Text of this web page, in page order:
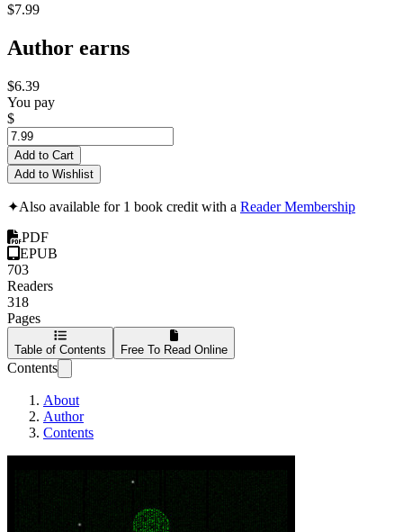
$7.99
Author earns
$6.39
You pay
$
Add to Cart
Add to Wishlist
✦Also available for 1 book credit with a Reader Membership
PDF
EPUB
703
Readers
318
Pages
Table of Contents Free To Read Online
Contents
About
Author
Contents